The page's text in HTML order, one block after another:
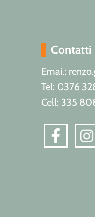
Contatti
Email:
Tel: 0376
Cell: 335